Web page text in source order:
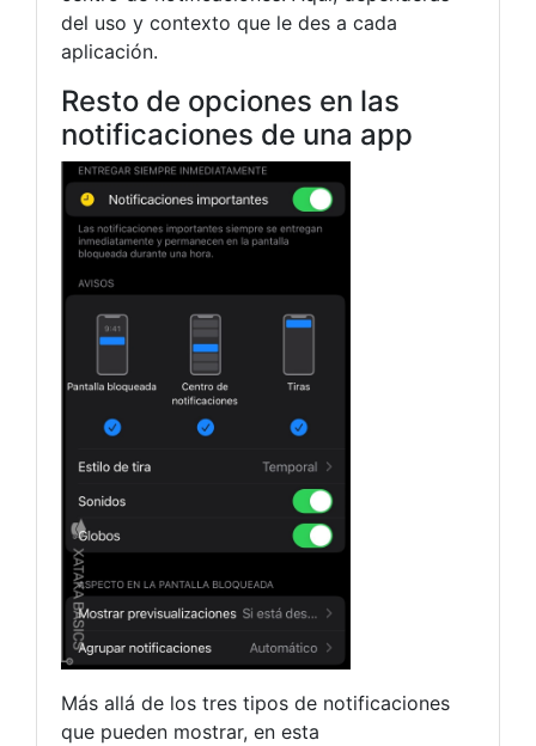
del uso y contexto que le des a cada
aplicación.
Resto de opciones en las
notificaciones de una app
Más allá de los tres tipos de notificaciones
que pueden mostrar, en esta